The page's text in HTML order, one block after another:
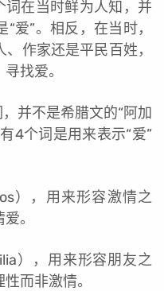
词在当时鲜为人知，并
爱”。相反，在当时，
作家还是平民百姓，
找爱。
并不是希腊文的“阿加
4个词是用来表示“爱”
），用来形容激情之
。
），用来形容朋友之
而非激情。